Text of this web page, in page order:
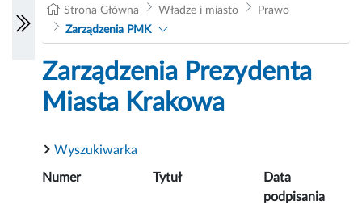
Strona Główna Władze i miasto
Prawo
Zarządzenia PMK
Zarządzenia Prezydenta
Miasta Krakowa
Wyszukiwarka
Numer Tytuł
Data
podpisania